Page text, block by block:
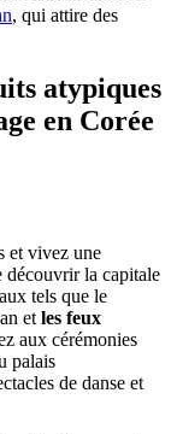
, qui attire des
atypiques
en Corée
et vivez une
découvrir la capitale
tels que le
et les feux
aux cérémonies
palais
de danse et